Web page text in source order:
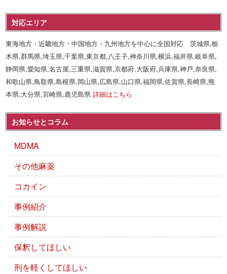
対応エリア
東海地方・近畿地方・中国地方・九州地方を中心に全国対応 茨城県,栃
木県,群馬県,埼玉県,千葉県,東京都,八王子,神奈川県,横浜,福井県,岐阜県,
静岡県,愛知県,名古屋,三重県,滋賀県,京都府,大阪府,兵庫県,神戸,奈良県,
和歌山県,鳥取県,島根県,岡山県,広島県,山口県,福岡県,佐賀県,長崎県,熊
本県,大分県,宮崎県,鹿児島県詳細はこちら
お知らせとコラム
MDMA
その他麻薬
コカイン
事例紹介
事例解説
保釈してほしい
刑を軽くしてほしい